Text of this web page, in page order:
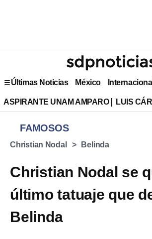
Últimas Noticias México Internacional
ASPIRANTE UNAM AMPARO LUIS
FAMOSOS
Christian Nodal Belinda
Christian Nodal se
último tatuaje que
Belinda